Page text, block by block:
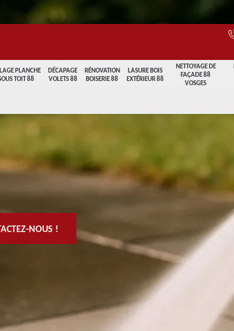
PLANCHE
TOIT 88
DÉCAPAGE
VOLETS 88
RÉNOVATION
BOISERIE 88
LASURE BOIS
EXTÉRIEUR 88
NETTOYAGE DE
FAÇADE 88
VOSGES
NOUS !